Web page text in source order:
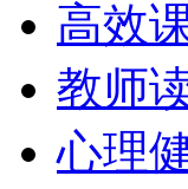
高效
教师
心理